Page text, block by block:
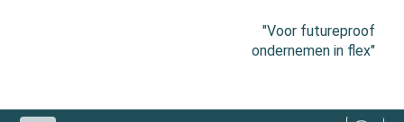
"Voor futureproof
ondernemen in flex"